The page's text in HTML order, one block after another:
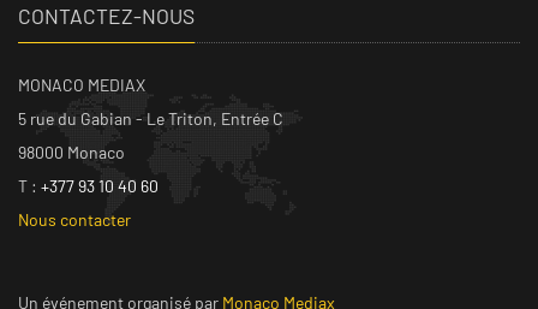
CONTACTEZ-NOUS
MONACO MEDIAX
5 rue du Gabian - Le Triton, Entrée C
98000 Monaco
T : +377 93 10 40 60
Nous contacter
Un événement organisé par Monaco Mediax